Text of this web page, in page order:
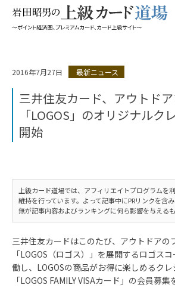
2016年7月27日 最新ニュース
三井住友カード、アウトド
「LOGOS」のオリジナルク
開始
上級カード道場では、アフィリエイトプログラムを
維持を行っています。よって記事中にPRリンクを含
無が記事内容およびランキングに何ら影響を与える
三井住友カードはこのたび、アウトドアの
「LOGOS（ロゴス）」を展開するロゴス
働し、LOGOSの商品がお得に楽しめるク
「LOGOS FAMILY VISAカード」の会員募集